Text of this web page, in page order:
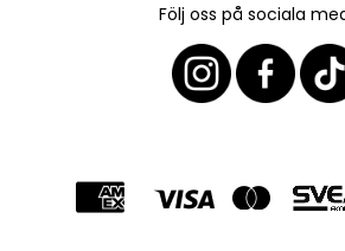
Följ oss på sociala